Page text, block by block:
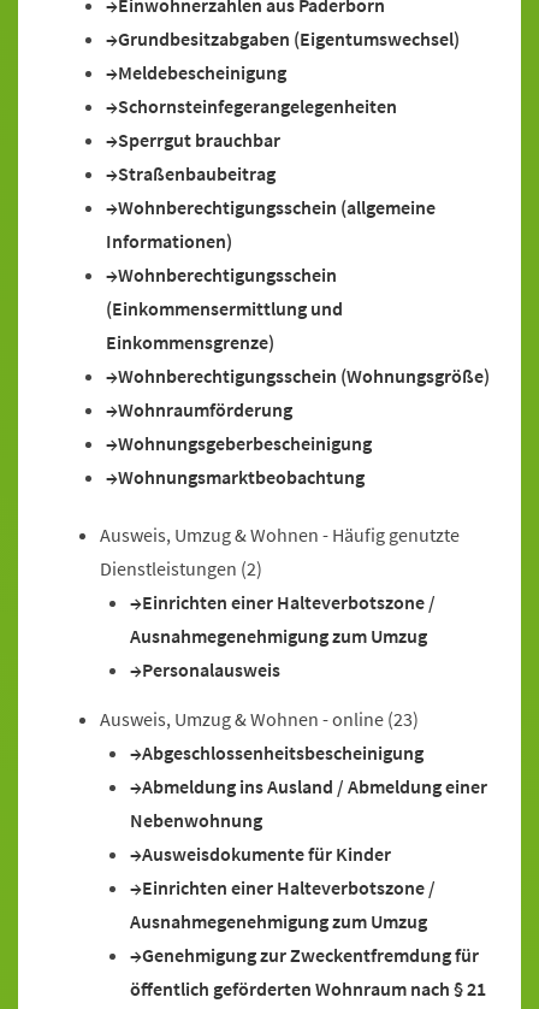
Einwohnerzahlen aus Paderborn
Grundbesitzabgaben (Eigentumswechsel)
Meldebescheinigung
Schornsteinfegerangelegenheiten
Sperrgut brauchbar
Straßenbaubeitrag
Wohnberechtigungsschein (allgemeine
Informationen)
Wohnberechtigungsschein
(Einkommensermittlung und
Einkommensgrenze)
Wohnberechtigungsschein (Wohnungsgröße)
Wohnraumförderung
Wohnungsgeberbescheinigung
Wohnungsmarktbeobachtung
Ausweis, Umzug & Wohnen - Häufig genutzte
Dienstleistungen (2)
Einrichten einer Halteverbotszone /
Ausnahmegenehmigung zum Umzug
Personalausweis
Ausweis, Umzug & Wohnen - online (23)
Abgeschlossenheitsbescheinigung
Abmeldung ins Ausland / Abmeldung einer
Nebenwohnung
Ausweisdokumente für Kinder
Einrichten einer Halteverbotszone /
Ausnahmegenehmigung zum Umzug
Genehmigung zur Zweckentfremdung für
öffentlich geförderten Wohnraum nach § 21